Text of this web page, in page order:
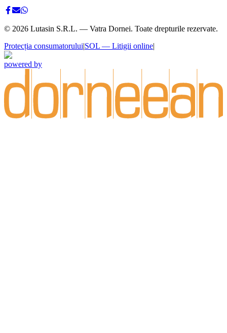
© 2026 Lutasin S.R.L. — Vatra Dornei. Toate drepturile rezervate.
Protecția consumatorului|SOL — Litigii online|
powered by